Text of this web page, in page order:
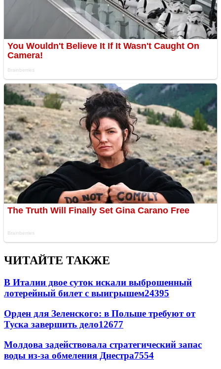
ЧИТАЙТЕ ТАКЖЕ
В Италии двое суток искали выброшенный
лотерейный билет с выигрышем24395
Орден для Зеленского: в Польше требуют от
Туска завершить дело12677
Молдова задействовала стратегический запас
воды из-за обмеления Днестра7554